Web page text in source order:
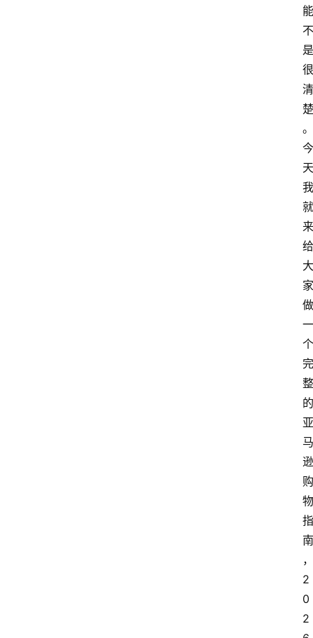
能
不
是
很
清
楚
。
今
天
我
就
来
给
大
家
做
一
个
完
整
的
亚
马
逊
购
物
指
南
，
2
0
2